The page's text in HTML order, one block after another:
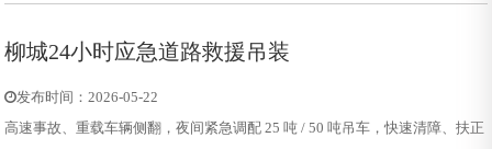
柳城24小时应急道路救援吊装
发布时间：2026-05-22
高速事故、重载车辆侧翻，夜间紧急调配 25 吨 / 50 吨吊车，快速清障、扶正